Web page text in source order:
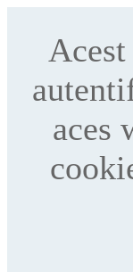
aces